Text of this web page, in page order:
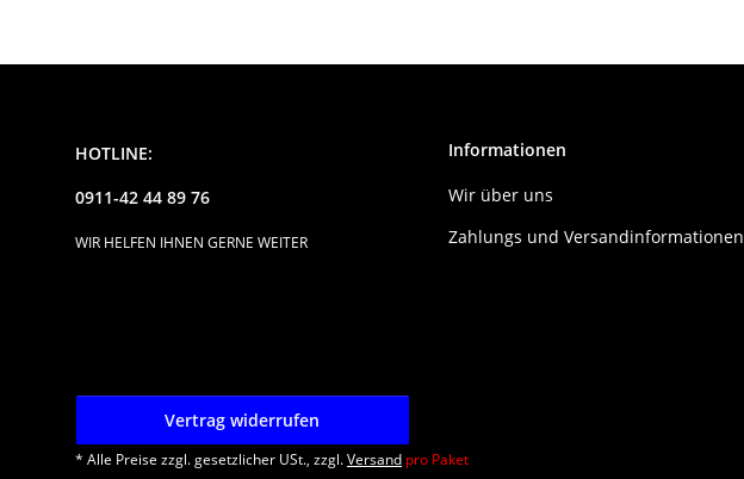
HOTLINE:
0911-42 44 89 76
WIR HELFEN IHNEN GERNE WEITER
Informationen
Wir über uns
Zahlungs und Versandinformationen
Vertrag widerrufen
* Alle Preise zzgl. gesetzlicher USt., zzgl.Versand pro Paket